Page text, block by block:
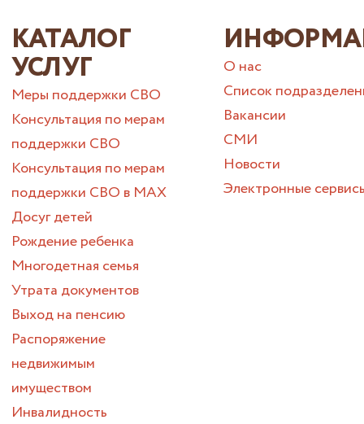
КАТАЛОГ
УСЛУГ
Меры поддержки СВО
Консультация по мерам
поддержки СВО
Консультация по мерам
поддержки СВО в МАХ
Досуг детей
Рождение ребенка
Многодетная семья
Утрата документов
Выход на пенсию
Распоряжение
недвижимым
имуществом
Инвалидность
О нас
Список
Вакансии
СМИ
Новости
Электронные